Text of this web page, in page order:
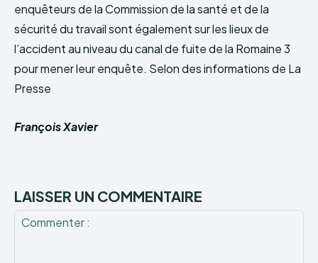
enquêteurs de la Commission de la santé et de la
sécurité du travail sont également sur les lieux de
l’accident au niveau du canal de fuite de la Romaine 3
pour mener leur enquête. Selon des informations de La
Presse
François Xavier
LAISSER UN COMMENTAIRE